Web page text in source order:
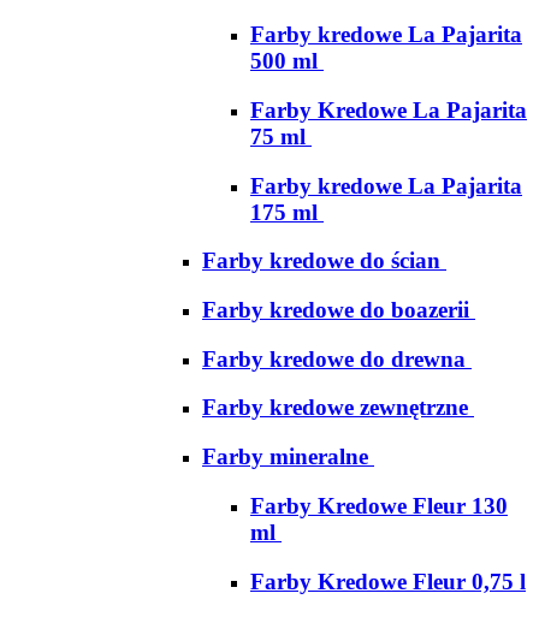
Farby kredowe La Pajarita
500 ml
Farby Kredowe La Pajarita
75 ml
Farby kredowe La Pajarita
175 ml
Farby kredowe do ścian
Farby kredowe do boazerii
Farby kredowe do drewna
Farby kredowe zewnętrzne
Farby mineralne
Farby Kredowe Fleur 130
ml
Farby Kredowe Fleur 0,75 l